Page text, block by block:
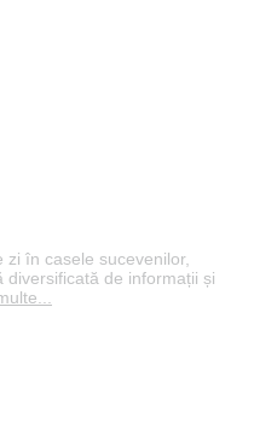
zi în casele sucevenilor,
de informații și